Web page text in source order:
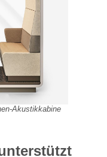
Akustikkabine